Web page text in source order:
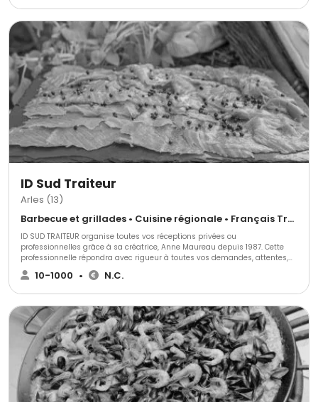
événement un moment inoubliable.
ID Sud Traiteur
Arles (13)
Barbecue et grillades • Cuisine régionale • Français Traditionnel
ID SUD TRAITEUR organise toutes vos réceptions privées ou
professionnelles grâce à sa créatrice, Anne Maureau depuis 1987. Cette
professionnelle répondra avec rigueur à toutes vos demandes, attentes,
envies et s’adaptera à toutes vos exigences. Elle vous fera profiter de sa
passion et de son expérience. Elle utilise et travaille sur des produits frais,
10-1000 • N.C.